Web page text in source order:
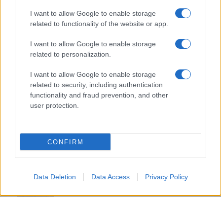
I want to allow Google to enable storage
related to functionality of the website or app.
I want to allow Google to enable storage
related to personalization.
I want to allow Google to enable storage
related to security, including authentication
functionality and fraud prevention, and other
user protection.
CONFIRM
Data Deletion Data Access Privacy Policy
k p
NOTIZIE RECENTI
Le previsioni meteo per il weekend a Olbia e in
Gallura
Michelle Hunziker in Gallura, bella anche dal
vivo: un amico vip svela come fa
accoglienza minori chiude
esplode la protesta